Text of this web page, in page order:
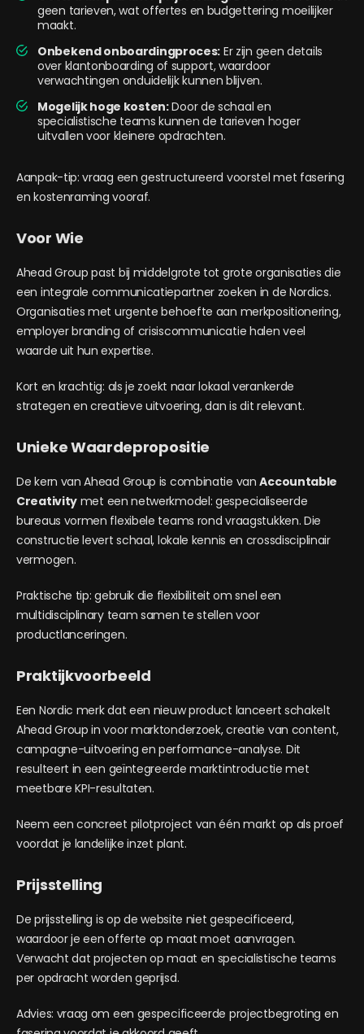
geen tarieven, wat offertes en budgettering moeilijker
maakt.
Onbekend onboardingproces: Er zijn geen details
over klantonboarding of support, waardoor
verwachtingen onduidelijk kunnen blijven.
Mogelijk hoge kosten:Door de schaal en
specialistische teams kunnen de tarieven hoger
uitvallen voor kleinere opdrachten.
Aanpak-tip: vraag een gestructureerd voorstel met fasering
en kostenraming vooraf.
Voor Wie
Ahead Group past bij middelgrote tot grote organisaties die
een integrale communicatiepartner zoeken in de Nordics.
Organisaties met urgente behoefte aan merkpositionering,
employer branding of crisiscommunicatie halen veel
waarde uit hun expertise.
Kort en krachtig: als je zoekt naar lokaal verankerde
strategen en creatieve uitvoering, dan is dit relevant.
Unieke Waardepropositie
De kern van Ahead Group is combinatie vanAccountable
Creativity met een netwerkmodel: gespecialiseerde
bureaus vormen flexibele teams rond vraagstukken. Die
constructie levert schaal, lokale kennis en crossdisciplinair
vermogen.
Praktische tip: gebruik die flexibiliteit om snel een
multidisciplinary team samen te stellen voor
productlanceringen.
Praktijkvoorbeeld
Een Nordic merk dat een nieuw product lanceert schakelt
Ahead Group in voor marktonderzoek, creatie van content,
campagne-uitvoering en performance-analyse. Dit
resulteert in een geïntegreerde marktintroductie met
meetbare KPI-resultaten.
Neem een concreet pilotproject van één markt op als proef
voordat je landelijke inzet plant.
Prijsstelling
De prijsstelling is op de website niet gespecificeerd,
waardoor je een offerte op maat moet aanvragen.
Verwacht dat projecten op maat en specialistische teams
per opdracht worden geprijsd.
Advies: vraag om een gespecificeerde projectbegroting en